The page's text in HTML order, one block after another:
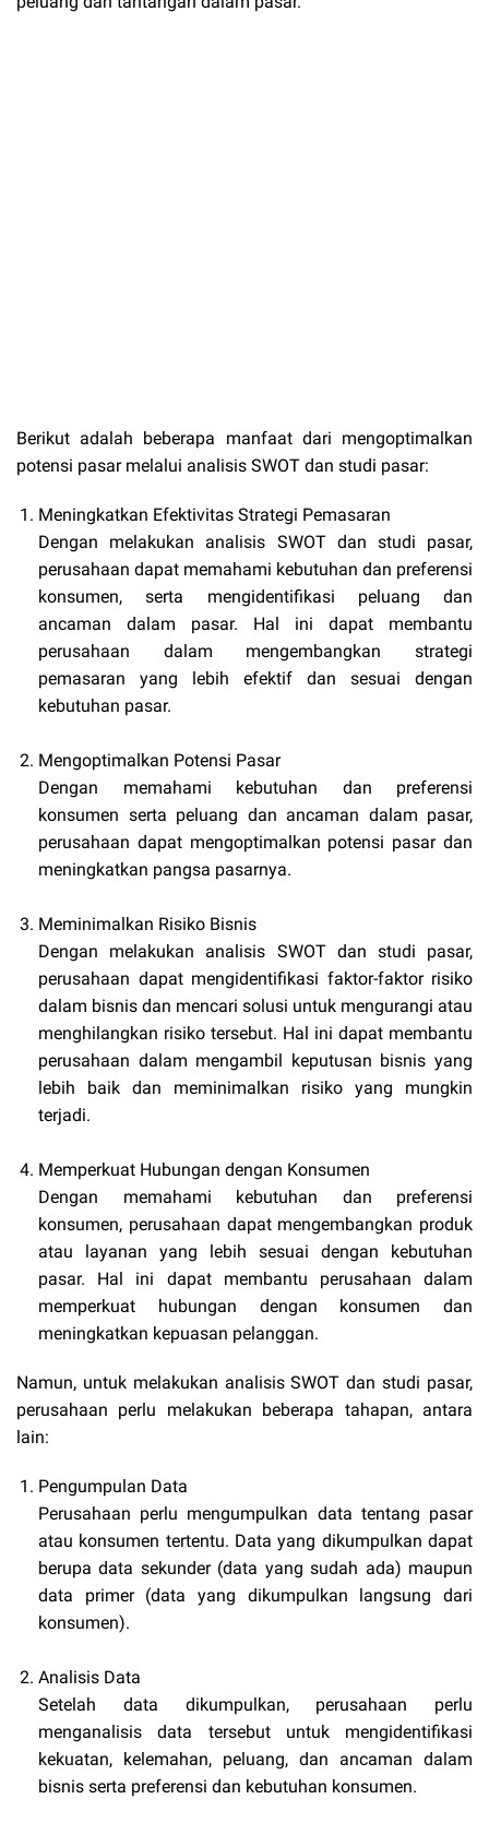
Berikut adalah beberapa manfaat dari mengoptimalkan
potensi pasar melalui analisis SWOT dan studi pasar:
Meningkatkan Efektivitas Strategi Pemasaran
Dengan melakukan analisis SWOT dan studi pasar,
perusahaan dapat memahami kebutuhan dan preferensi
konsumen, serta mengidentifikasi peluang dan
ancaman dalam pasar. Hal ini dapat membantu
perusahaan dalam mengembangkan strategi
pemasaran yang lebih efektif dan sesuai dengan
kebutuhan pasar.
Mengoptimalkan Potensi Pasar
Dengan memahami kebutuhan dan preferensi
konsumen serta peluang dan ancaman dalam pasar,
perusahaan dapat mengoptimalkan potensi pasar dan
meningkatkan pangsa pasarnya.
Meminimalkan Risiko Bisnis
Dengan melakukan analisis SWOT dan studi pasar,
perusahaan dapat mengidentifikasi faktor-faktor risiko
dalam bisnis dan mencari solusi untuk mengurangi atau
menghilangkan risiko tersebut. Hal ini dapat membantu
perusahaan dalam mengambil keputusan bisnis yang
lebih baik dan meminimalkan risiko yang mungkin
terjadi.
Memperkuat Hubungan dengan Konsumen
Dengan memahami kebutuhan dan preferensi
konsumen, perusahaan dapat mengembangkan produk
atau layanan yang lebih sesuai dengan kebutuhan
pasar. Hal ini dapat membantu perusahaan dalam
memperkuat hubungan dengan konsumen dan
meningkatkan kepuasan pelanggan.
Namun, untuk melakukan analisis SWOT dan studi pasar,
perusahaan perlu melakukan beberapa tahapan, antara
lain:
Pengumpulan Data
Perusahaan perlu mengumpulkan data tentang pasar
atau konsumen tertentu. Data yang dikumpulkan dapat
berupa data sekunder (data yang sudah ada) maupun
data primer (data yang dikumpulkan langsung dari
konsumen).
Analisis Data
Setelah data dikumpulkan, perusahaan perlu
menganalisis data tersebut untuk mengidentifikasi
kekuatan, kelemahan, peluang, dan ancaman dalam
bisnis serta preferensi dan kebutuhan konsumen.